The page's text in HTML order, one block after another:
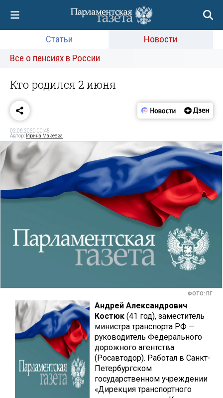
Статьи
Новости
Все о пенсиях в России
Кто родился 2 июня
02.06.2020 00:45
Автор: Ирина Макеева
ФОТО: ПГ
Андрей Александрович
Костюк (41 год), заместитель
министра транспорта РФ —
руководитель Федерального
дорожного агентства
(Росавтодор). Работал в Санкт-
Петербургском
государственном учреждении
«Дирекция транспортного